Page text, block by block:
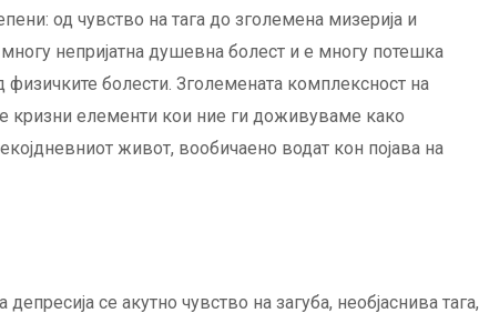
од чувство на тага до зголемена мизерија и
непријатна душевна болест и е многу потешка
физичките болести. Зголемената комплексност на
кризни елементи кои ние ги доживуваме како
живот, вообичаено водат кон појава на
депресија се акутно чувство на загуба, необјаснива тага,